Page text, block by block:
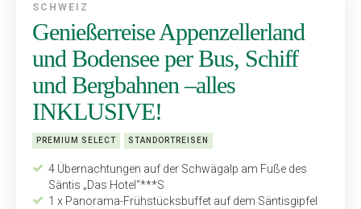
SCHWEIZ
Genießerreise Appenzellerland
und Bodensee per Bus, Schiff
und Bergbahnen –alles
INKLUSIVE!
PREMIUM SELECT STANDORTREISEN
4 Übernachtungen auf der Schwägalp am Fuße des
Säntis „Das Hotel“***S
1 x Panorama-Frühstücksbuffet auf dem Säntisgipfel